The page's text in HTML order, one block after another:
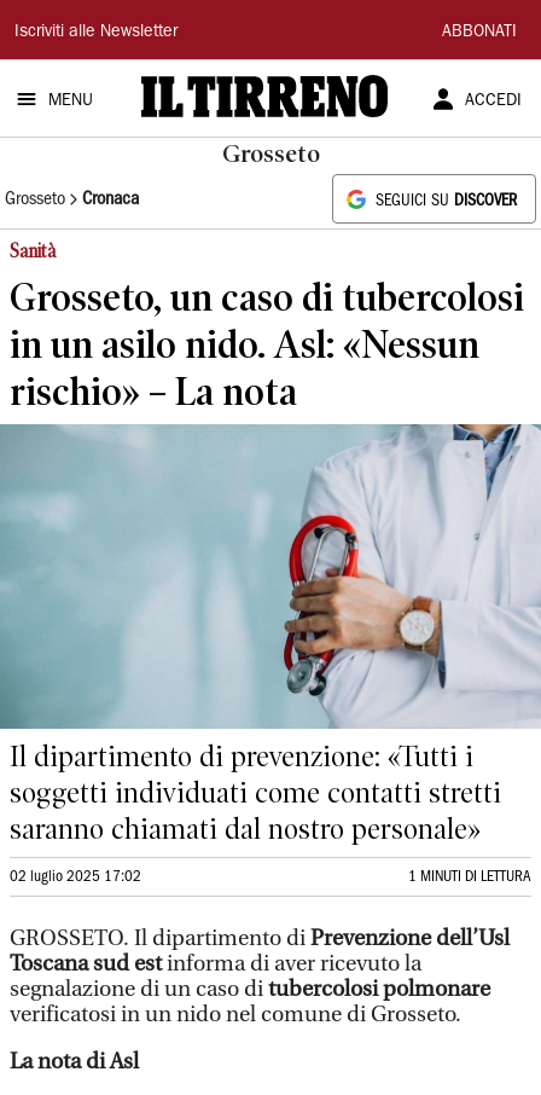
Il
Tirreno
Iscriviti alle Newsletter ABBONATI
MENU ACCEDI
Grosseto
Grosseto Cronaca SEGUICI SU DISCOVER
Sanità
Grosseto, un caso di tubercolosi
in un asilo nido. Asl: «Nessun
rischio» – La nota
Il dipartimento di prevenzione: «Tutti i
soggetti individuati come contatti stretti
saranno chiamati dal nostro personale»
02 luglio 2025 17:02 1 MINUTI DI LETTURA
GROSSETO. Il dipartimento diPrevenzione dell’Usl
Toscana sud estinforma di aver ricevuto la
segnalazione di un caso ditubercolosi polmonare
verificatosi in un nido nel comune di Grosseto.
La nota di Asl